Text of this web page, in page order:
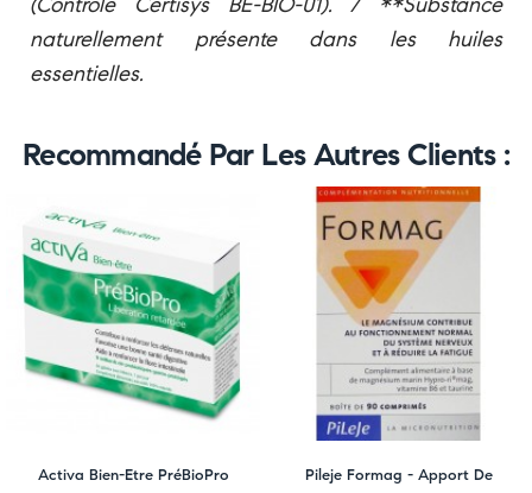
naturellement présente dans les huiles
essentielles.
Recommandé Par Les Autres Clients :
Activa Bien-Etre PréBioPro
Pileje Formag - Apport De